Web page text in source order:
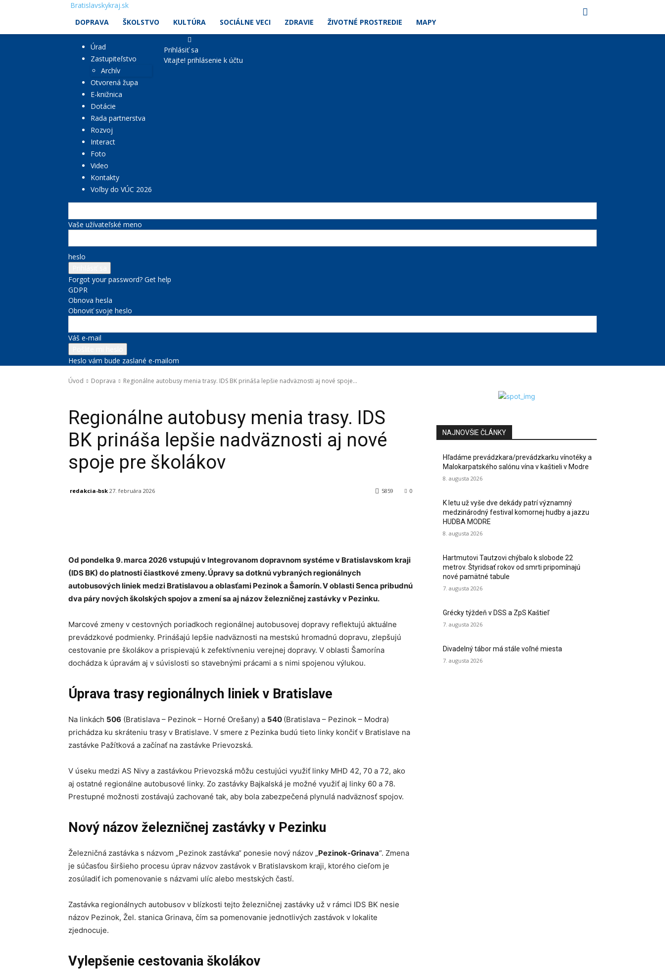
Bratislavskykraj.sk
DOPRAVA
ŠKOLSTVO KULTÚRA SOCIÁLNE VECI ZDRAVIE ŽIVOTNÉ PROSTREDIE MAPY
Úrad
Zastupiteľstvo
Archív
Otvorená župa
E-knižnica
Dotácie
Rada partnerstva
Rozvoj
Interact
Foto
Video
Kontakty
Voľby do VÚC 2026
Prihlásiť sa
Vitajte! prihlásenie k účtu
Vaše užívateľské meno
heslo
Forgot your password? Get help
GDPR
Obnova hesla
Obnoviť svoje heslo
Váš e-mail
Heslo vám bude zaslané e-mailom
Úvod Doprava Regionálne autobusy menia trasy. IDS BK prináša lepšie nadväznosti aj nové spoje...
Regionálne autobusy menia trasy. IDS
BK prináša lepšie nadväznosti aj nové
spoje pre školákov
redakcia-bsk 27. februára 2026 0
5859
Od pondelka 9. marca 2026 vstupujú v Integrovanom dopravnom systéme v Bratislavskom kraji
(IDS BK) do platnosti čiastkové zmeny. Úpravy sa dotknú vybraných regionálnych
autobusových liniek medzi Bratislavou a oblasťami Pezinok a Šamorín. V oblasti Senca pribudnú
dva páry nových školských spojov a zmení sa aj názov železničnej zastávky v Pezinku.
Marcové zmeny v cestovných poriadkoch regionálnej autobusovej dopravy reflektujú aktuálne
prevádzkové podmienky. Prinášajú lepšie nadväznosti na mestskú hromadnú dopravu, zlepšujú
cestovanie pre školákov a prispievajú k zefektívneniu verejnej dopravy. V oblasti Šamorína
dochádza k úpravám aj v súvislosti so stavebnými prácami a s nimi spojenou výlukou.
Úprava trasy regionálnych liniek v Bratislave
Na linkách 506 (Bratislava – Pezinok – Horné Orešany) a 540 (Bratislava – Pezinok – Modra)
prichádza ku skráteniu trasy v Bratislave. V smere z Pezinka budú tieto linky končiť v Bratislave na
zastávke Pažítková a začínať na zastávke Prievozská.
V úseku medzi AS Nivy a zastávkou Prievozská môžu cestujúci využiť linky MHD 42, 70 a 72, ako
aj ostatné regionálne autobusové linky. Zo zastávky Bajkalská je možné využiť aj linky 60 a 78.
Prestupné možnosti zostávajú zachované tak, aby bola zabezpečená plynulá nadväznosť spojov.
Nový názov železničnej zastávky v Pezinku
Železničná zastávka s názvom „Pezinok zastávka“ ponesie nový názov „Pezinok-Grinava“. Zmena
je súčasťou širšieho procesu úprav názvov zastávok v Bratislavskom kraji, ktorého cieľom je
zosúladiť ich pomenovanie s názvami ulíc alebo mestských častí.
Zastávka regionálnych autobusov v blízkosti tejto železničnej zastávky už v rámci IDS BK nesie
názov Pezinok, Žel. stanica Grinava, čím sa pomenovanie jednotlivých zastávok v lokalite
zjednocuje.
Vylepšenie cestovania školákov
NAJNOVŠIE ČLÁNKY
Hľadáme prevádzkara/prevádzkarku vínotéky a
Malokarpatského salónu vína v kaštieli v Modre
8. augusta 2026
K letu už vyše dve dekády patrí významný
medzinárodný festival komornej hudby a jazzu
HUDBA MODRE
8. augusta 2026
Hartmutovi Tautzovi chýbalo k slobode 22
metrov. Štyridsať rokov od smrti pripomínajú
nové pamätné tabule
7. augusta 2026
Grécky týždeň v DSS a ZpS Kaštieľ
7. augusta 2026
Divadelný tábor má stále voľné miesta
7. augusta 2026